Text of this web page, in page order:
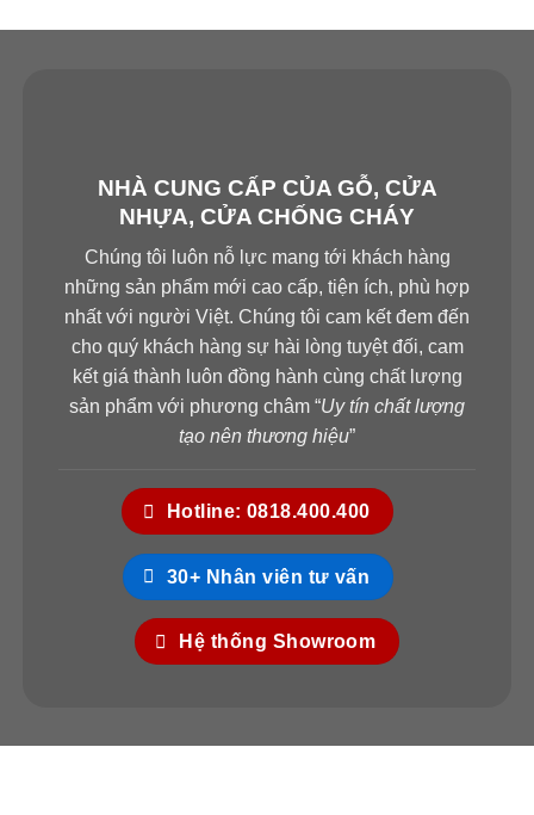
NHÀ CUNG CẤP CỦA GỖ, CỬA
NHỰA, CỬA CHỐNG CHÁY
Chúng tôi luôn nỗ lực mang tới khách hàng
những sản phẩm mới cao cấp, tiện ích, phù hợp
nhất với người Việt. Chúng tôi cam kết đem đến
cho quý khách hàng sự hài lòng tuyệt đối, cam
kết giá thành luôn đồng hành cùng chất lượng
sản phẩm với phương châm “Uy tín chất lượng
tạo nên thương hiệu”
Hotline: 0818.400.400
30+ Nhân viên tư vấn
Hệ thống Showroom